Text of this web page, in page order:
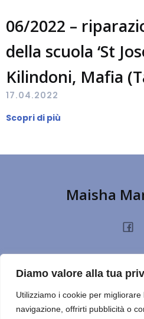
Diamo valore alla tua
Utilizziamo i cookie per
navigazione, offrirti pubblicità o
06/2022 –
della scuola ‘St
Kilindoni, Mafia
17.04.2022
Scopri di più
Maisha
HOMECHI SIAMOPROGETTI
TERMINI D’USOCONTATTI